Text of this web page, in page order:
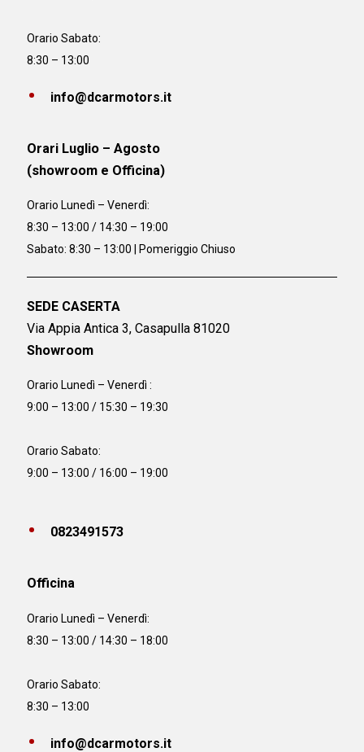
Orario Sabato:
8:30 – 13:00
info@dcarmotors.it
Orari Luglio – Agosto
(showroom e Officina)
Orario Lunedì – Venerdì:
8:30 – 13:00 / 14:30 – 19:00
Sabato: 8:30 – 13:00 | Pomeriggio Chiuso
SEDE CASERTA
Via Appia Antica 3, Casapulla 81020
Showroom
Orario Lunedì – Venerdì :
9:00 – 13:00 / 15:30 – 19:30
Orario Sabato:
9:00 – 13:00 / 16:00 – 19:00
0823491573
Officina
Orario Lunedì – Venerdì:
8:30 – 13:00 / 14:30 – 18:00
Orario Sabato:
8:30 – 13:00
info@dcarmotors.it